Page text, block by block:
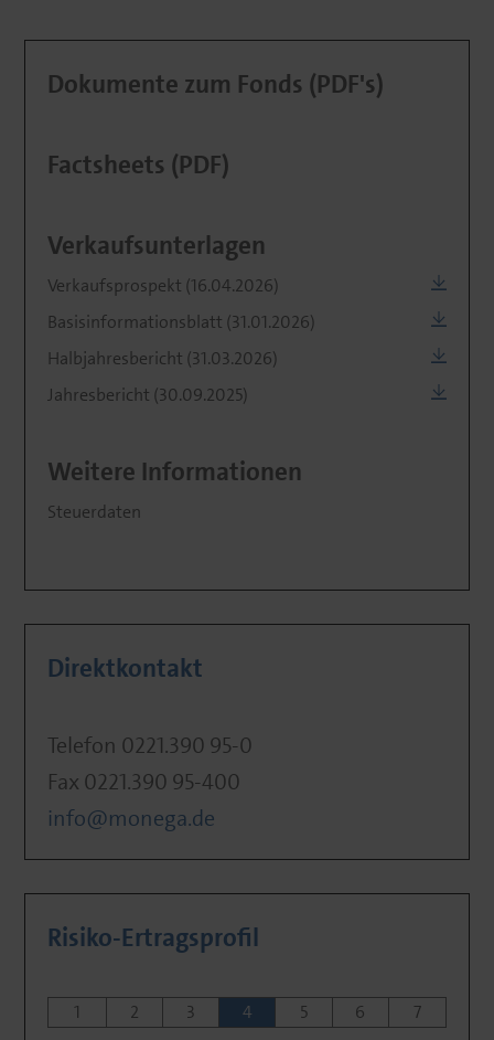
Dokumente zum Fonds (PDF's)
Factsheets (PDF)
Verkaufsunterlagen
Verkaufsprospekt (16.04.2026)
Basisinformationsblatt (31.01.2026)
Halbjahresbericht (31.03.2026)
Jahresbericht (30.09.2025)
Weitere Informationen
Steuerdaten
Direktkontakt
Telefon 0221.390 95-0
Fax 0221.390 95-400
info@monega.de
Risiko-Ertragsprofil
1 2 3 4 5 6 7